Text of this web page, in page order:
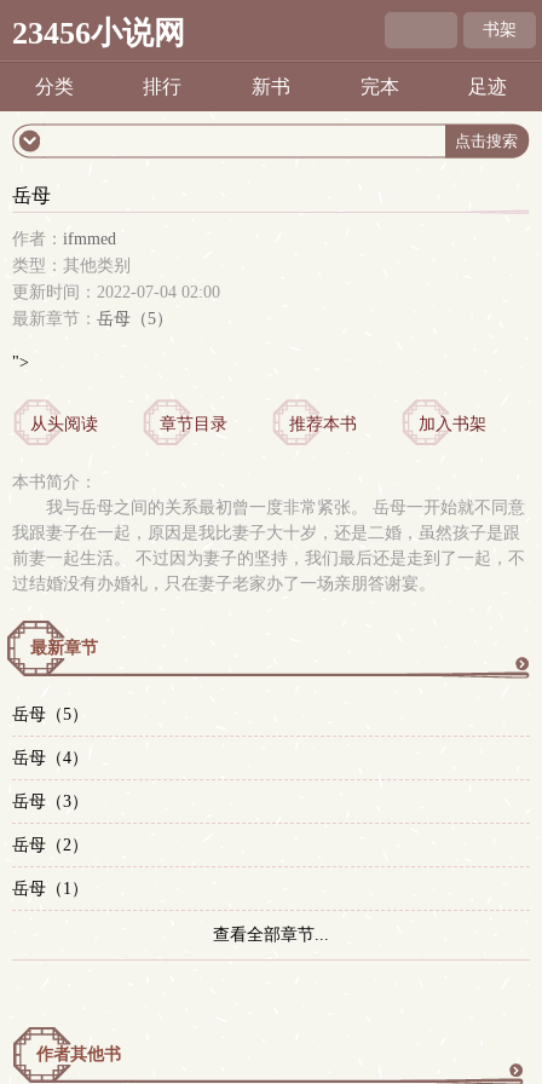
23456小说网 书架
分类 排行 新书 完本 足迹
岳母
作者： ifmmed
类型：其他类别
更新时间：2022-07-04 02:00
最新章节： 岳母（5）
">
从头阅读 章节目录 推荐本书 加入书架
本书简介：
我与岳母之间的关系最初曾一度非常紧张。 岳母一开始就不同意
我跟妻子在一起，原因是我比妻子大十岁，还是二婚，虽然孩子是跟
前妻一起生活。 不过因为妻子的坚持，我们最后还是走到了一起，不
过结婚没有办婚礼，只在妻子老家办了一场亲朋答谢宴。
最新章节
岳母（5）
岳母（4）
岳母（3）
岳母（2）
岳母（1）
查看全部章节...
作者其他书